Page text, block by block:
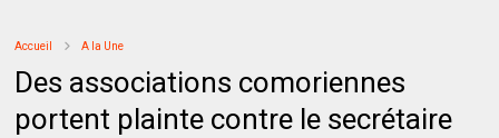
Accueil A la Une
Des associations comoriennes
portent plainte contre le secrétaire